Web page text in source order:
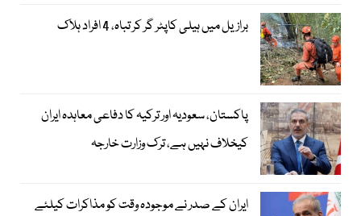
برازیل میں ہیلی کاپٹر گر کر تباہ، 4 افراد ہلاک
پاکستان، سعودیہ اور ترکیہ کا دفاعی معاہدہ ایران
کیخلاف نہیں ہے، ترک وزارت خارجہ
ایران کے صدر نے موجودہ وقت کو مذاکرات کیلئے